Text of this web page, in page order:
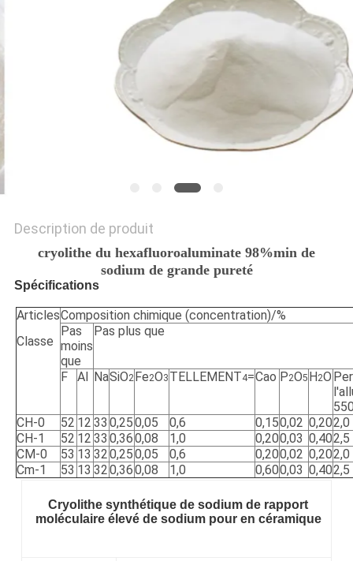
DEMANDEZ
PLAN
DU
SITE
POLITIQUE
DE
CONFIDENTIALITÉ
Description de produit
cryolithe du hexafluoroaluminate 98%min de
sodium de grande pureté
Spécifications
Articles
Classe
Composition chimique (concentration)/%
Pas
moins
que
Pas plus que
F Al NaSiO2 Fe2O3 TELLEMENT4=Cao P2O5 H 2O
CH-0
52 12 33 0,250,05 0,6 0,150,02 0,202,0
CH-1
52 12 33 0,360,08 1,0 0,200,03 0,402,5
CM-0
53 13 320,250,05 0,6 0,200,02 0,202,0
Cm-1
53 13 320,360,08 1,0 0,600,03 0,402,5
Cryolithe synthétique de sodium de rapport
moléculaire élevé de sodium pour en céramique